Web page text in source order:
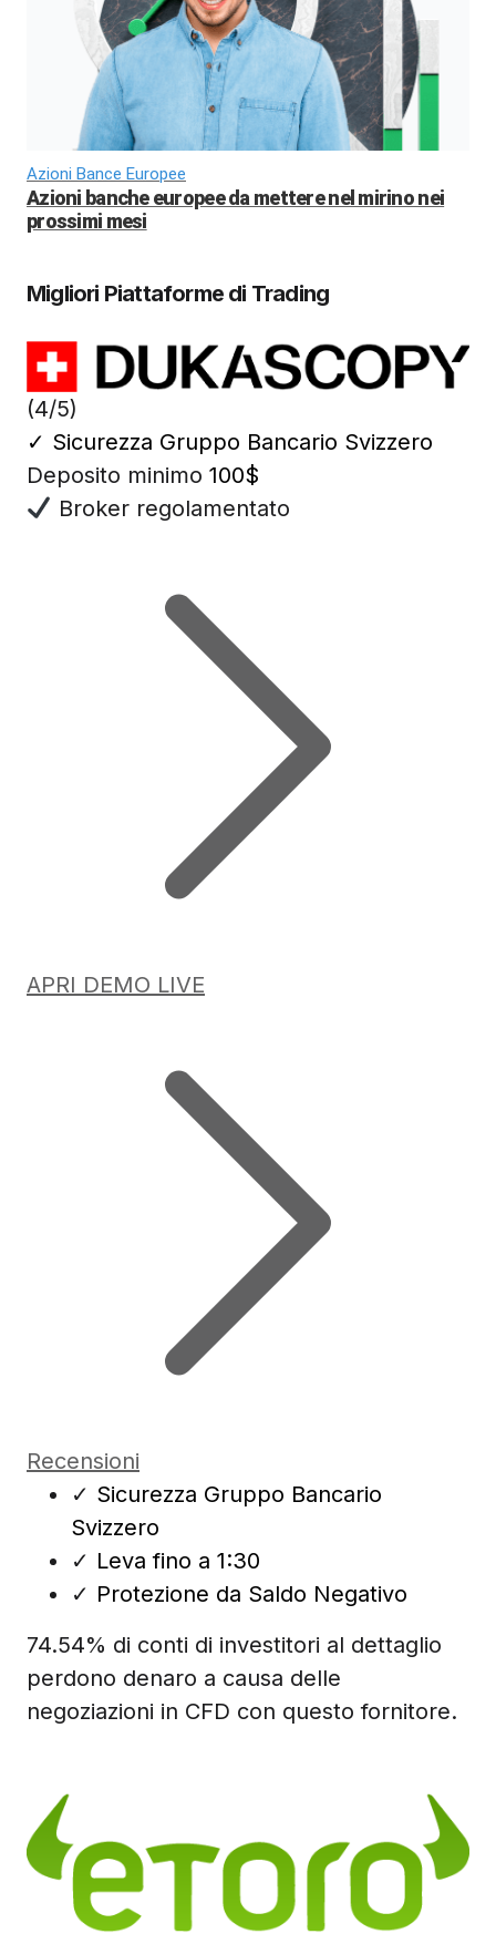
Azioni Bance Europee
Azioni banche europee da mettere nel mirino nei
prossimi mesi
Migliori Piattaforme di Trading
(4/5)
✓ Sicurezza Gruppo Bancario Svizzero
Deposito minimo 100$
Broker regolamentato
APRI DEMO LIVE
Recensioni
✓ Sicurezza Gruppo Bancario
Svizzero
✓ Leva fino a 1:30
✓ Protezione da Saldo Negativo
74.54% di conti di investitori al dettaglio
perdono denaro a causa delle
negoziazioni in CFD con questo fornitore.